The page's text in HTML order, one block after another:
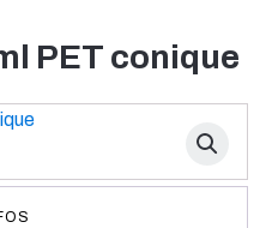
PET conique